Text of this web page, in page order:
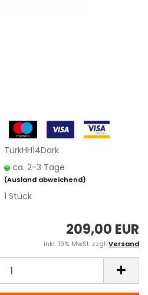
TurkHH14Dark
ca. 2-3 Tage
(Ausland abweichend)
1Stück
209,00 EUR
inkl. 19% MwSt. zzgl.Versand